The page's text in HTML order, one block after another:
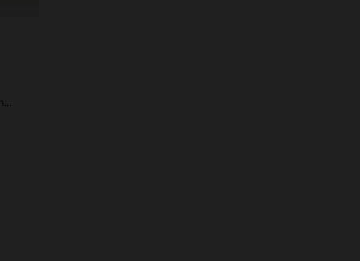
Der BRASCO LEGEND in Braun: echtes Schafleder, zeitloser Eleganz.